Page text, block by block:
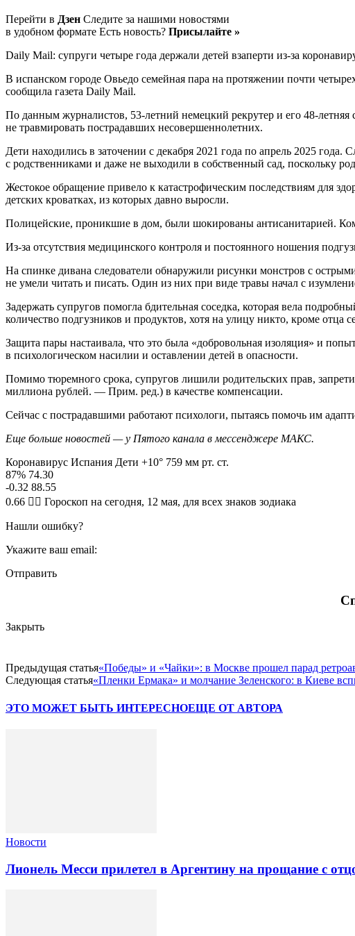
Перейти в Дзен Следите за нашими новостями
в удобном формате Есть новость? Присылайте »
Daily Mail: супруги четыре года держали детей взаперти из-за
В испанском городе Овьедо семейная пара на протяжении почти
сообщила газета Daily Mail.
По данным журналистов, 53-летний немецкий рекрутер и его 48-
не травмировать пострадавших несовершеннолетних.
Дети находились в заточении с декабря 2021 года по апрель 2025
с родственниками и даже не выходили в собственный сад, поскольку
Жестокое обращение привело к катастрофическим последствиям для
детских кроватках, из которых давно выросли.
Полицейские, проникшие в дом, были шокированы антисанитарией.
Из-за отсутствия медицинского контроля и постоянного ношения
На спинке дивана следователи обнаружили рисунки монстров с
не умели читать и писать. Один из них при виде травы начал с
Задержать супругов помогла бдительная соседка, которая вела
количество подгузников и продуктов, хотя на улицу никто, кроме отца
Защита пары настаивала, что это была «добровольная изоляция» и
в психологическом насилии и оставлении детей в опасности.
Помимо тюремного срока, супругов лишили родительских прав,
миллиона рублей. — Прим. ред.) в качестве компенсации.
Сейчас с пострадавшими работают психологи, пытаясь помочь им
Еще больше новостей — у Пятого канала в мессенджере МАКС.
Коронавирус Испания Дети +10° 759 мм рт. ст.
87% 74.30
-0.32 88.55
0.66 🧙‍♀ Гороскоп на сегодня, 12 мая, для всех знаков зодиака
Нашли ошибку?
Укажите ваш email:
Отправить
Закрыть
Предыдущая статья«Победы» и «Чайки»: в Москве прошел парад
Следующая статья«Пленки Ермака» и молчание Зеленского: в Киеве
ЭТО МОЖЕТ БЫТЬ ИНТЕРЕСНОЕЩЕ ОТ АВТОРА
Новости
Лионель Месси прилетел в Аргентину на прощание с